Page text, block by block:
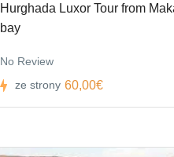
Hurghada Luxor Tour from
bay
No Review
ze strony 60,00€